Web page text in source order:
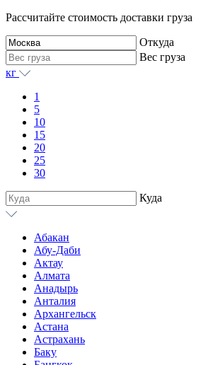
Рассчитайте стоимость доставки груза
Откуда
Вес груза
кг
1
5
10
15
20
25
30
Куда
Абакан
Абу-Даби
Актау
Алмата
Анадырь
Анталия
Архангельск
Астана
Астрахань
Баку